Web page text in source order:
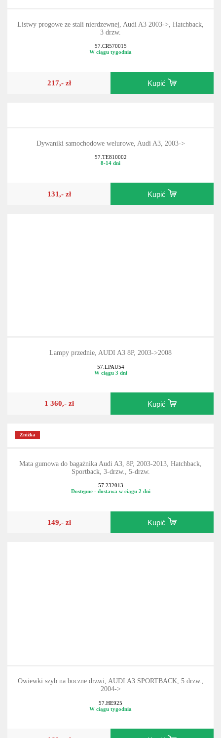
Listwy progowe ze stali nierdzewnej, Audi A3 2003->, Hatchback,
3 drzw.
57.CR570015
W ciągu tygodnia
217,- zł Kupić
Dywaniki samochodowe welurowe, Audi A3, 2003->
57.TE810002
8-14 dni
131,- zł Kupić
Lampy przednie, AUDI A3 8P, 2003->2008
57.LPAU54
W ciągu 3 dni
1 360,- zł Kupić
Zniżka
Mata gumowa do bagażnika Audi A3, 8P, 2003-2013, Hatchback,
Sportback, 3-drzw., 5-drzw.
57.232013
Dostępne - dostawa w ciągu 2 dni
149,- zł Kupić
Owiewki szyb na boczne drzwi, AUDI A3 SPORTBACK, 5 drzw.,
2004->
57.HE925
W ciągu tygodnia